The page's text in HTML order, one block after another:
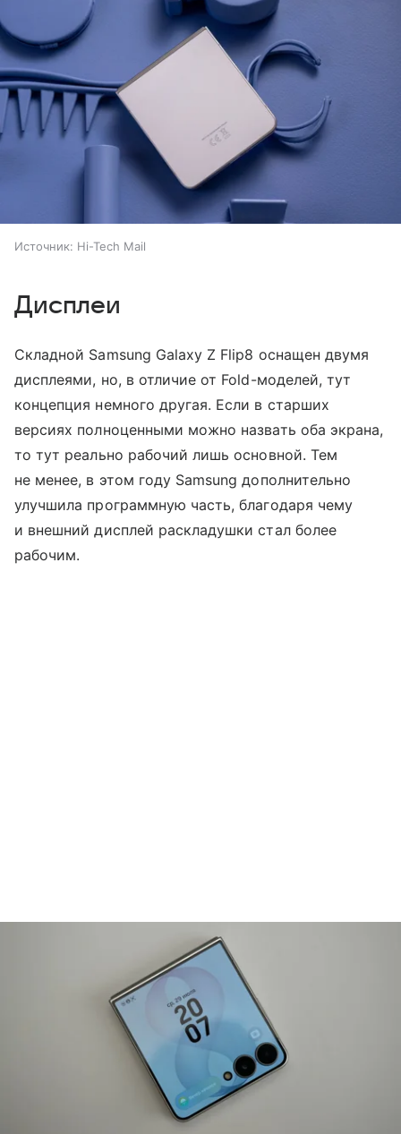
Источник: Hi-Tech Mail
Дисплеи
Складной Samsung Galaxy Z Flip8 оснащен двумя
дисплеями, но, в отличие от Fold-моделей, тут
концепция немного другая. Если в старших
версиях полноценными можно назвать оба экрана,
то тут реально рабочий лишь основной. Тем
не менее, в этом году Samsung дополнительно
улучшила программную часть, благодаря чему
и внешний дисплей раскладушки стал более
рабочим.